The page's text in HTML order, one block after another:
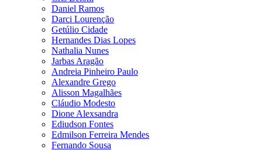
Daniel Ramos
Darci Lourenção
Getúlio Cidade
Hernandes Dias Lopes
Nathalia Nunes
Jarbas Aragão
Andreia Pinheiro Paulo
Alexandre Grego
Alisson Magalhães
Cláudio Modesto
Dione Alexsandra
Ediudson Fontes
Edmilson Ferreira Mendes
Fernando Sousa